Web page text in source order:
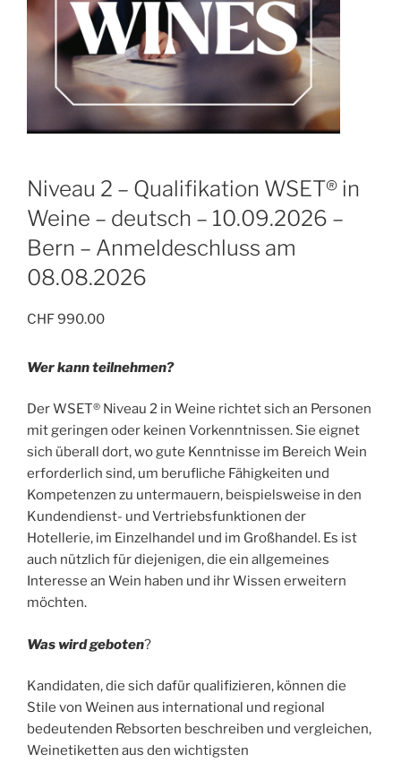
Niveau 2 – Qualifikation WSET® in
Weine – deutsch – 10.09.2026 –
Bern – Anmeldeschluss am
08.08.2026
CHF990.00
Wer kann teilnehmen?
Der WSET® Niveau 2 in Weine richtet sich an Personen
mit geringen oder keinen Vorkenntnissen. Sie eignet
sich überall dort, wo gute Kenntnisse im Bereich Wein
erforderlich sind, um berufliche Fähigkeiten und
Kompetenzen zu untermauern, beispielsweise in den
Kundendienst- und Vertriebsfunktionen der
Hotellerie, im Einzelhandel und im Großhandel. Es ist
auch nützlich für diejenigen, die ein allgemeines
Interesse an Wein haben und ihr Wissen erweitern
möchten.
Was wird geboten?
Kandidaten, die sich dafür qualifizieren, können die
Stile von Weinen aus international und regional
bedeutenden Rebsorten beschreiben und vergleichen,
Weinetiketten aus den wichtigsten